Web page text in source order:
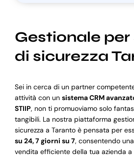
Gestionale
di sicurezza
Sei in cerca di un partner
attività con un sistema CRM
STIIP, non ti promuoviamo solo
tangibili. La nostra piattaforma
sicurezza a Taranto è pensata per
su 24, 7 giorni su 7, consentendo
vendita efficiente della tua azienda a